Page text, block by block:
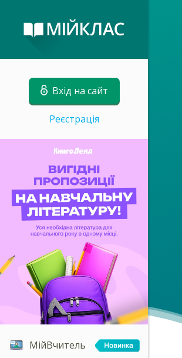
Вхід на сайт
Реєстрація
МійВчитель